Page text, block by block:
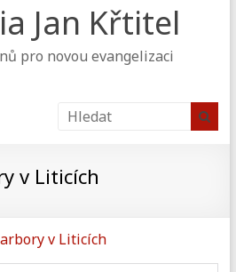
Jan Křtitel
pro novou evangelizaci
v Liticích
v Liticích